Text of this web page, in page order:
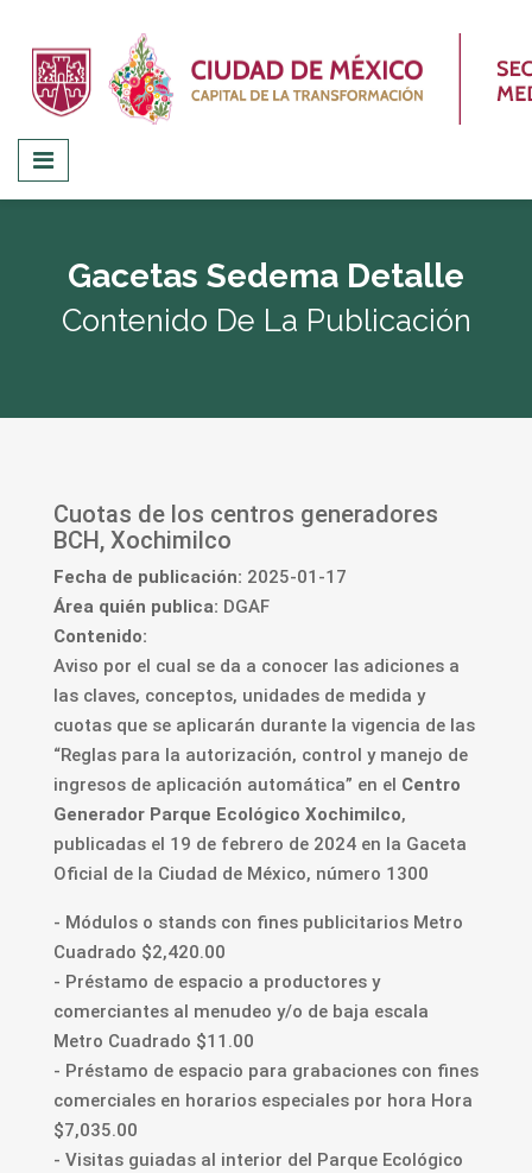
Gacetas Sedema Detalle
Contenido De La Publicación
Cuotas de los centros generadores
BCH, Xochimilco
Fecha de publicación: 2025-01-17
Área quién publica: DGAF
Contenido:
Aviso por el cual se da a conocer las adiciones a
las claves, conceptos, unidades de medida y
cuotas que se aplicarán durante la vigencia de las
“Reglas para la autorización, control y manejo de
ingresos de aplicación automática” en el Centro
Generador Parque Ecológico Xochimilco,
publicadas el 19 de febrero de 2024 en la Gaceta
Oficial de la Ciudad de México, número 1300
- Módulos o stands con fines publicitarios Metro
Cuadrado $2,420.00
- Préstamo de espacio a productores y
comerciantes al menudeo y/o de baja escala
Metro Cuadrado $11.00
- Préstamo de espacio para grabaciones con fines
comerciales en horarios especiales por hora Hora
$7,035.00
- Visitas guiadas al interior del Parque Ecológico